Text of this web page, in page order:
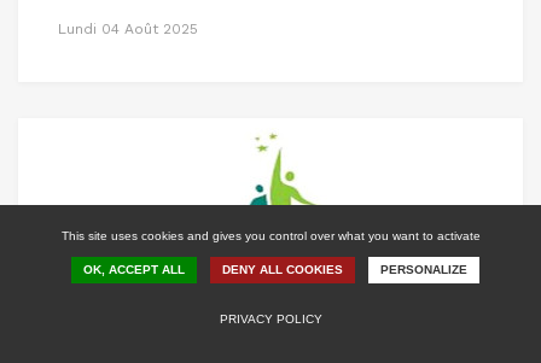
Lundi 04 Août 2025
This site uses cookies and gives you control over what you want to activate
OK, ACCEPT ALL DENY ALL COOKIES PERSONALIZE
PRIVACY POLICY